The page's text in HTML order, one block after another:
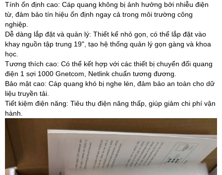
Tính ổn định cao: Cáp quang không bị ảnh hưởng bởi nhiễu điện
từ, đảm bảo tín hiệu ổn định ngay cả trong môi trường công
nghiệp.
Dễ dàng lắp đặt và quản lý: Thiết kế nhỏ gọn, có thể lắp đặt vào
khay nguồn tập trung 19", tạo hệ thống quản lý gọn gàng và khoa
học.
Tương thích cao: Có thể kết hợp với các thiết bị chuyển đổi quang
điện 1 sợi 1000 Gnetcom, Netlink chuẩn tương đương.
Bảo mật cao: Cáp quang khó bị nghe lén, đảm bảo an toàn cho dữ
liệu truyền tải.
Tiết kiệm điện năng: Tiêu thụ điện năng thấp, giúp giảm chi phí vận
hành.